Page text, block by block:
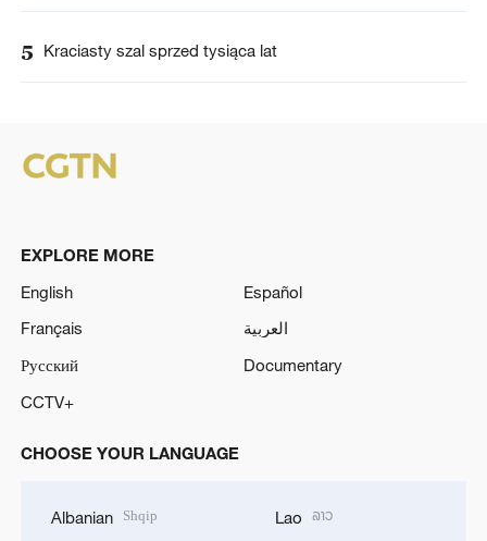
5 Kraciasty szal sprzed tysiąca lat
EXPLORE MORE
English
Español
Français
العربية
Русский
Documentary
CCTV+
CHOOSE YOUR LANGUAGE
Albanian Shqip Lao ລາວ